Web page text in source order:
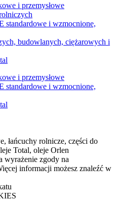
i przemysłowe
i wzmocnione,
budowlanych, ciężarowych i
i przemysłowe
i wzmocnione,
łańcuchy rolnicze, części do
Total, oleje Orlen
wyrażenie zgody na
informacji możesz znaleźć w